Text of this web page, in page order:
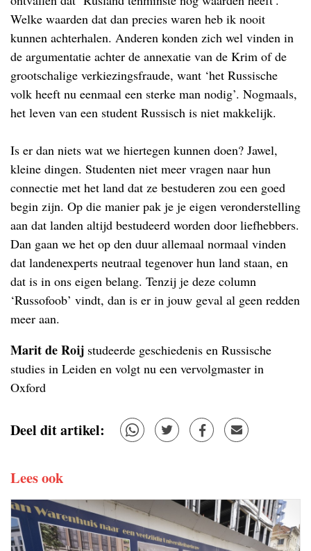
Welke waarden dat dan precies waren heb ik nooit
kunnen achterhalen. Anderen konden zich wel vinden in
de argumentatie achter de annexatie van de Krim of de
grootschalige verkiezingsfraude, want ‘het Russische
volk heeft nu eenmaal een sterke man nodig’. Nogmaals,
het leven van een student Russisch is niet makkelijk.
Is er dan niets wat we hiertegen kunnen doen? Jawel,
kleine dingen. Studenten niet meer vragen naar hun
connectie met het land dat ze bestuderen zou een goed
begin zijn. Op die manier pak je je eigen veronderstelling
aan dat landen altijd bestudeerd worden door liefhebbers.
Dan gaan we het op den duur allemaal normaal vinden
dat landenexperts neutraal tegenover hun land staan, en
dat is in ons eigen belang. Tenzij je deze column
‘Russofoob’ vindt, dan is er in jouw geval al geen redden
meer aan.
Marit de Roij studeerde geschiedenis en Russische
studies in Leiden en volgt nu een vervolgmaster in
Oxford
Deel dit artikel:
Lees ook